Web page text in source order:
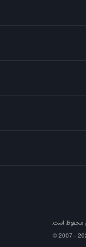
محفوظ است.
© 2007 -